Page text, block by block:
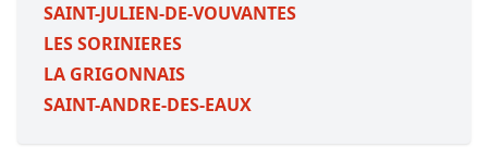
SAINT-JULIEN-DE-VOUVANTES
LES SORINIERES
LA GRIGONNAIS
SAINT-ANDRE-DES-EAUX